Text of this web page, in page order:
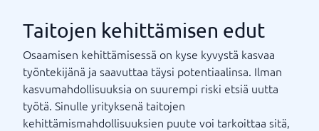
Taitojen kehittämisen edut
Osaamisen kehittämisessä on kyse kyvystä kasvaa
työntekijänä ja saavuttaa täysi potentiaalinsa. Ilman
kasvumahdollisuuksia on suurempi riski etsiä uutta
työtä. Sinulle yrityksenä taitojen
kehittämismahdollisuuksien puute voi tarkoittaa sitä,